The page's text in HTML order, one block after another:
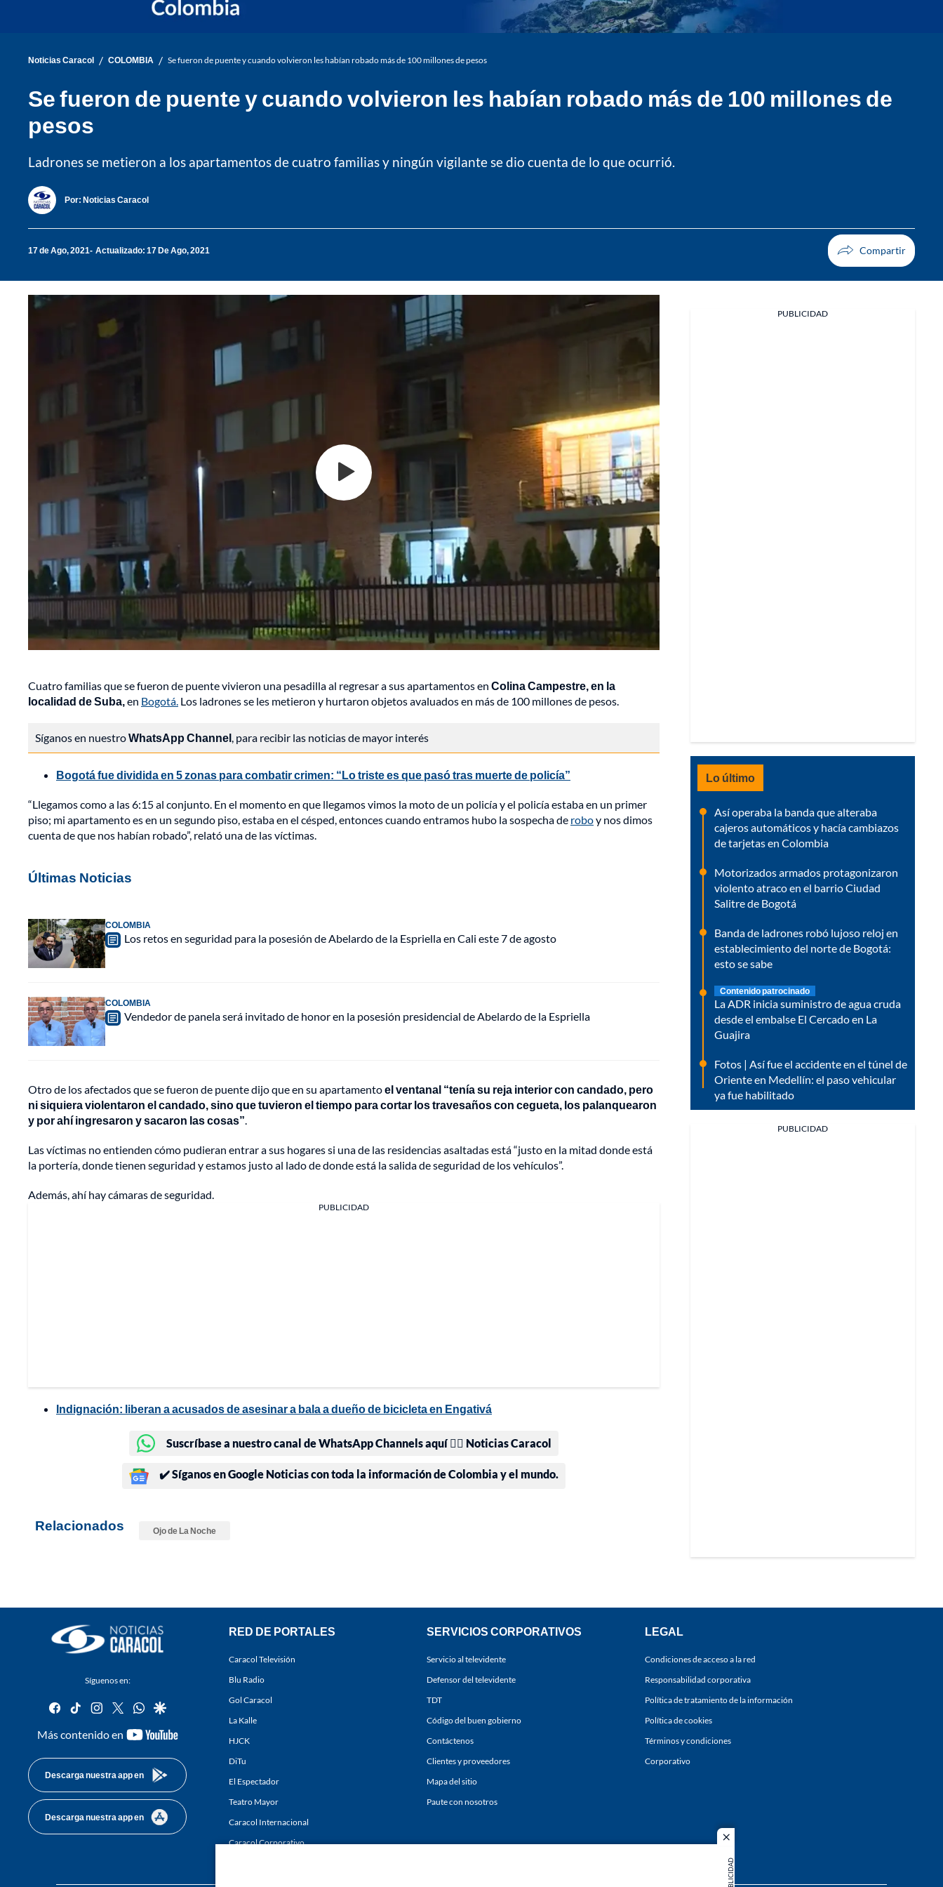
close
PUBLICIDAD
Noticias Caracol / COLOMBIA / Se fueron de puente y cuando volvieron les habían robado más de 100 millones de pesos
Se fueron de puente y cuando volvieron les habían robado más de 100 millones de
pesos
Ladrones se metieron a los apartamentos de cuatro familias y ningún vigilante se dio cuenta de lo que ocurrió.
Por: Noticias Caracol
17 de Ago, 2021 Actualizado: 17 De Ago, 2021
Cuatro familias que se fueron de puente vivieron una pesadilla al regresar a sus apartamentos en Colina Campestre, en la
localidad de Suba,en Bogotá. Los ladrones se les metieron y hurtaron objetos avaluados en más de 100 millones de pesos.
Síganos en nuestroWhatsApp Channel, para recibir las noticias de mayor interés
Bogotá fue dividida en 5 zonas para combatir crimen: “Lo triste es que pasó tras muerte de policía”
“Llegamos como a las 6:15 al conjunto. En el momento en que llegamos vimos la moto de un policía y el policía estaba en un primer
piso; mi apartamento es en un segundo piso, estaba en el césped, entonces cuando entramos hubo la sospecha de roboy nos dimos
cuenta de que nos habían robado”, relató una de las víctimas.
Últimas Noticias
COLOMBIA
Los retos en seguridad para la posesión de Abelardo de la Espriella en Cali este 7 de agosto
COLOMBIA
Vendedor de panela será invitado de honor en la posesión presidencial de Abelardo de la Espriella
Otro de los afectados que se fueron de puente dijo que en su apartamentoel ventanal “tenía su reja interior con candado, pero
ni siquiera violentaron el candado, sino que tuvieron el tiempo para cortar los travesaños con cegueta, los palanquearon
y por ahí ingresaron y sacaron las cosas”.
Las víctimas no entienden cómo pudieran entrar a sus hogares si una de las residencias asaltadas está “justo en la mitad donde está
la portería, donde tienen seguridad y estamos justo al lado de donde está la salida de seguridad de los vehículos”.
Además, ahí hay cámaras de seguridad.
PUBLICIDAD
Indignación: liberan a acusados de asesinar a bala a dueño de bicicleta en Engativá
Suscríbase a nuestro canal de WhatsApp Channels aquí 👉🏻 Noticias Caracol
✔️ Síganos en Google Noticias con toda la información de Colombia y el mundo.
Relacionados Ojo de La Noche
PUBLICIDAD
Lo último
Así operaba la banda que alteraba
cajeros automáticos y hacía cambiazos
de tarjetas en Colombia
Motorizados armados protagonizaron
violento atraco en el barrio Ciudad
Salitre de Bogotá
Banda de ladrones robó lujoso reloj en
establecimiento del norte de Bogotá:
esto se sabe
Contenido patrocinado
La ADR inicia suministro de agua cruda
desde el embalse El Cercado en La
Guajira
Fotos | Así fue el accidente en el túnel de
Oriente en Medellín: el paso vehicular
ya fue habilitado
PUBLICIDAD
Síguenos en:
facebook
tiktok instagram
twitterwhatsapp
google
Más contenido en
youtube-
Descarga nuestra app en
Descarga nuestra app en
RED DE PORTALES
Caracol Televisión
Blu Radio
Gol Caracol
La Kalle
HJCK
DiTu
El Espectador
Teatro Mayor
Caracol Internacional
Caracol Corporativo
SERVICIOS CORPORATIVOS
Servicio al televidente
Defensor del televidente
TDT
Código del buen gobierno
Contáctenos
Clientes y proveedores
Mapa del sitio
Paute con nosotros
LEGAL
Condiciones de acceso a la red
Responsabilidad corporativa
Política de tratamiento de la información
Política de cookies
Términos y condiciones
Corporativo